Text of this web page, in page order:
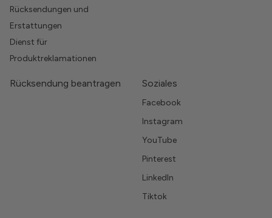
Rücksendungen und
Erstattungen
Dienst für
Produktreklamationen
Rücksendung beantragen Soziales
Facebook
Instagram
YouTube
Pinterest
LinkedIn
Tiktok